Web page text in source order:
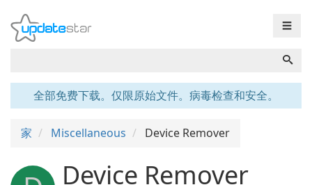
☰
全部免费下载。仅限原始文件。病毒检查和安全。
家 Miscellaneous Device Remover
Device Remover